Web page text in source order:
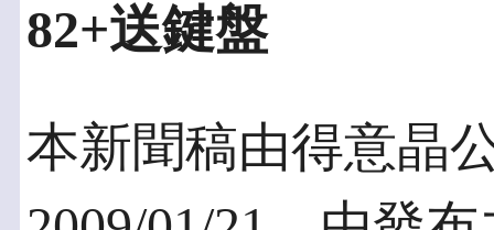
82+送鍵盤
本新聞稿由得意晶